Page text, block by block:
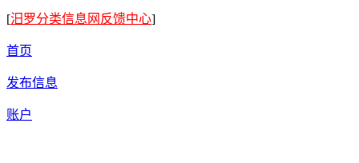
[汨罗分类信息网反馈中心]
首页
发布信息
账户